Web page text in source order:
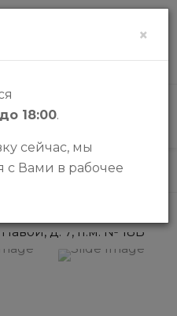
КАТАЛОГ
Паркинг
×
18:00.
сейчас, мы
с Вами в рабочее